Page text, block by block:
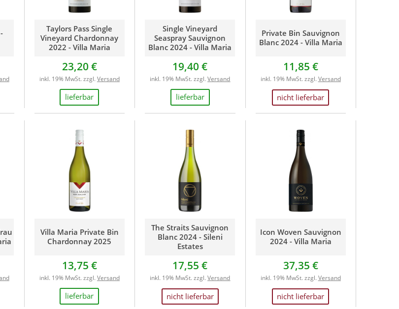
Taylors Pass Single
Vineyard Chardonnay
2022 - Villa Maria
23,20 €
lieferbar
inkl. 19% MwSt. zzgl. Versand
Single Vineyard
Seaspray Sauvignon
Blanc 2024 - Villa Maria
19,40 €
lieferbar
inkl. 19% MwSt. zzgl.Versand
Private Bin Sauvignon
Blanc 2024 - Villa Maria
11,85 €
nicht lieferbar
inkl. 19% MwSt. zzgl. Versand
Villa Maria Private Bin
Chardonnay 2025
13,75 €
lieferbar
inkl. 19% MwSt. zzgl. Versand
The Straits Sauvignon
Blanc 2024 - Sileni
Estates
17,55 €
nicht lieferbar
inkl. 19% MwSt. zzgl.Versand
Icon Woven Sauvignon
2024 - Villa Maria
37,35 €
nicht lieferbar
inkl. 19% MwSt. zzgl. Versand